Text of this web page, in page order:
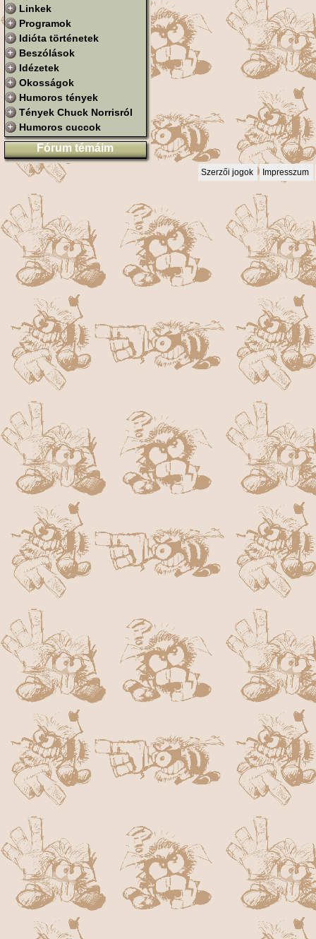
Linkek
Programok
Idióta történetek
Beszólások
Idézetek
Okosságok
Humoros tények
Tények Chuck Norrisról
Humoros cuccok
Fórum témáim
Szerzői jogok Impresszum